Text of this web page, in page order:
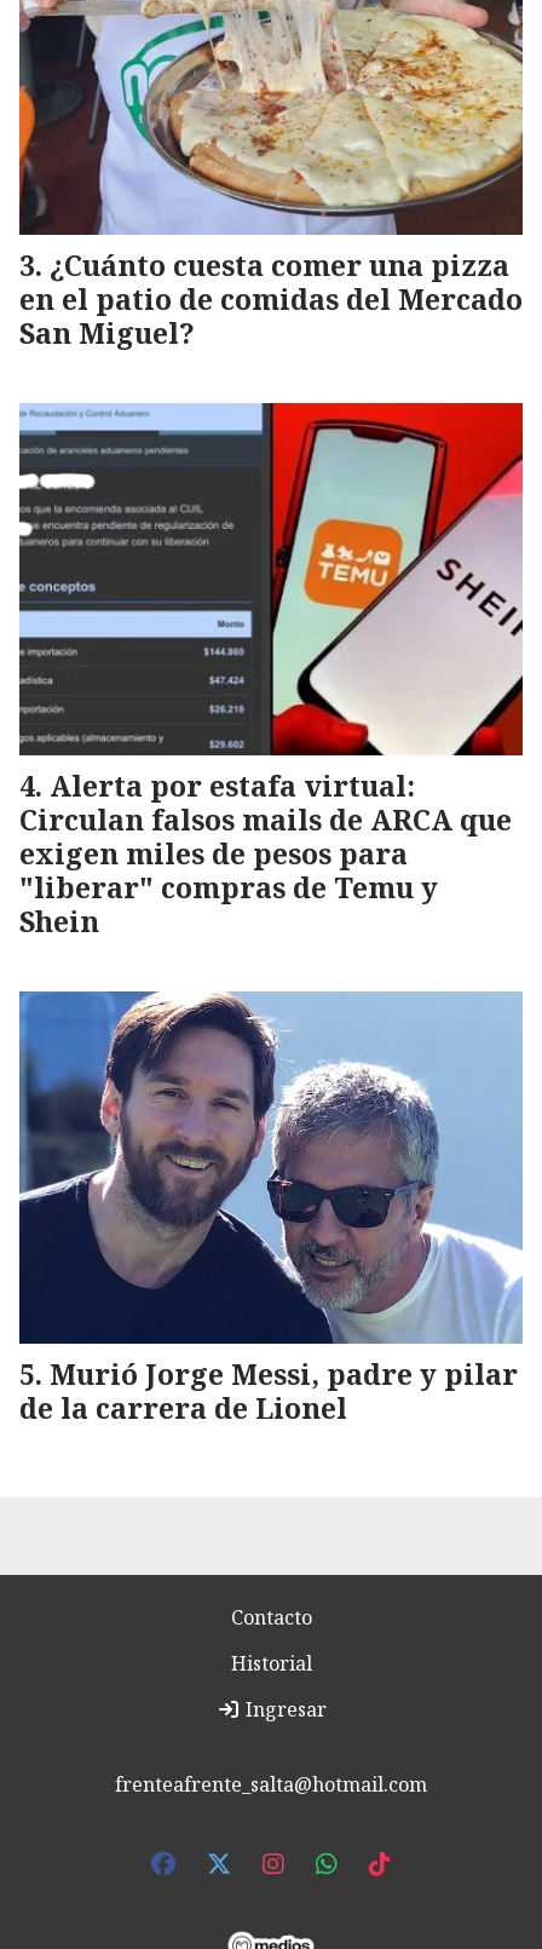
¿Cuánto cuesta comer una pizza
en el patio de comidas del Mercado
San Miguel?
Alerta por estafa virtual:
Circulan falsos mails de ARCA que
exigen miles de pesos para
"liberar" compras de Temu y
Shein
Murió Jorge Messi, padre y pilar
de la carrera de Lionel
Contacto
Historial
Ingresar
frenteafrente_salta@hotmail.com